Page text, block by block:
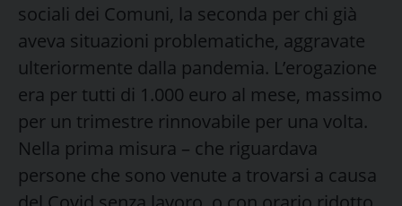
sociali dei Comuni, la seconda per chi già
aveva situazioni problematiche, aggravate
ulteriormente dalla pandemia. L’erogazione
era per tutti di 1.000 euro al mese, massimo
per un trimestre rinnovabile per una volta.
Nella prima misura – che riguardava
persone che sono venute a trovarsi a causa